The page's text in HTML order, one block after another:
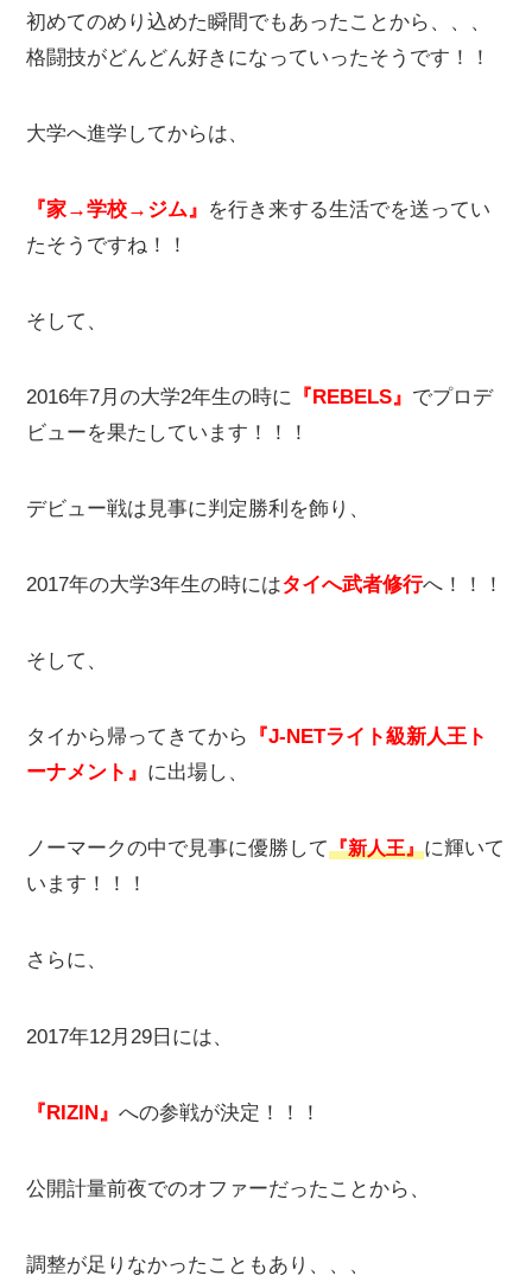
初めてのめり込めた瞬間でもあったことから、、、
格闘技がどんどん好きになっていったそうです！！
大学へ進学してからは、
『家→学校→ジム』 を行き来する生活でを送ってい
たそうですね！！
そして、
2016年7月の大学2年生の時に 『REBELS』 でプロデ
ビューを果たしています！！！
デビュー戦は見事に判定勝利を飾り、
2017年の大学3年生の時にはタイへ武者修行へ！！！
そして、
タイから帰ってきてから
『J-NETライト級新人王ト
ーナメント』 に出場し、
ノーマークの中で見事に優勝して『新人王』に輝いて
います！！！
さらに、
2017年12月29日には、
『RIZIN』への参戦が決定！！！
公開計量前夜でのオファーだったことから、
調整が足りなかったこともあり、、、